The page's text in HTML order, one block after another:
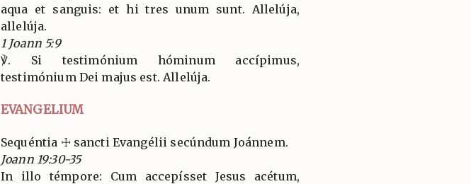
aqua et sanguis: et hi tres unum sunt. Allelúja,
allelúja.
1 Joann 5:9
℣. Si testimónium hóminum accípimus,
testimónium Dei majus est. Allelúja.
EVANGELIUM
Sequéntia ☩ sancti Evangélii secúndum Joánnem.
Joann 19:30-35
In illo témpore: Cum accepísset Jesus acétum,